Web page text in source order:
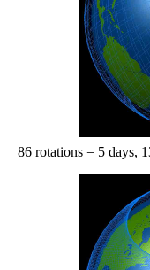
86 rotations = 5 days,